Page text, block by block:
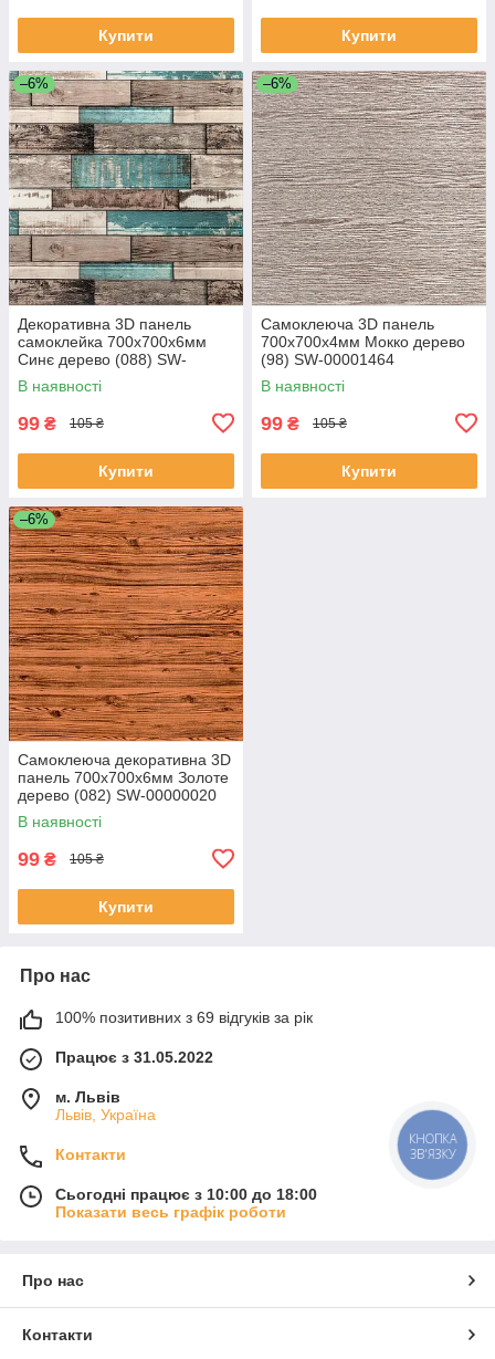
Купити Купити
–6%
Декоративна 3D панель
самоклейка 700х700х6мм
Синє дерево (088) SW-
00000275
В наявності
99 ₴ 105 ₴
Купити
–6%
Самоклеюча 3D панель
700х700х4мм Мокко дерево
(98) SW-00001464
В наявності
99 ₴ 105 ₴
Купити
–6%
Самоклеюча декоративна 3D
панель 700х700х6мм Золоте
дерево (082) SW-00000020
В наявності
99 ₴ 105 ₴
Купити
Про нас
100% позитивних з 69 відгуків за рік
Працює з 31.05.2022
м. Львів
Львів, Україна
Контакти
Сьогодні працює з 10:00 до 18:00
Показати весь графік роботи
Про нас
Контакти
КНОПКА
ЗВ'ЯЗКУ